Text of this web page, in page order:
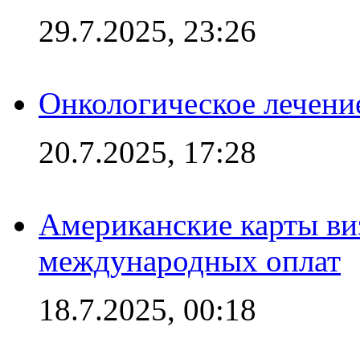
29.7.2025, 23:26
Онкологическое
20.7.2025, 17:28
Американские карты
международных оплат
18.7.2025, 00:18